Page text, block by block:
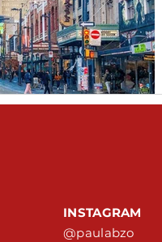
INSTAGRAM
@paulabzo​